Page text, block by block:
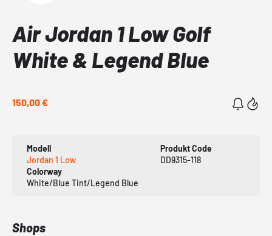
Air Jordan 1 Low Golf
White & Legend Blue
150,00 €
Modell
Jordan 1 Low
Produkt Code
DD9315-118
Colorway
White/Blue Tint/Legend Blue
Shops